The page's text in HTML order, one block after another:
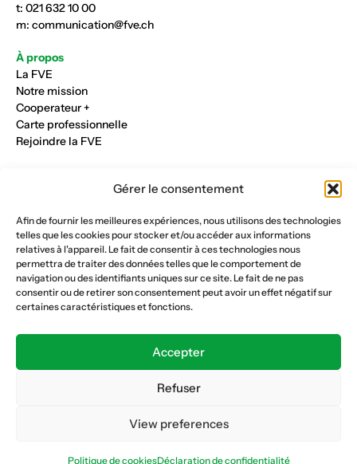
Gérer le consentement
Afin de fournir les meilleures expériences, nous utilisons des technologies
telles que les cookies pour stocker et/ou accéder aux informations
relatives à l'appareil. Le fait de consentir à ces technologies nous
permettra de traiter des données telles que le comportement de
navigation ou des identifiants uniques sur ce site. Le fait de ne pas
consentir ou de retirer son consentement peut avoir un effet négatif sur
certaines caractéristiques et fonctions.
Accepter
Refuser
View preferences
Politique de cookiesDéclaration de confidentialité
t: 021 632 10 00
m: communication@fve.ch
À propos
La FVE
Notre mission
Cooperateur +
Carte professionnelle
Rejoindre la FVE
Maçonnerie et génie civil
Parqueterie et sols
Menuiserie et bois
Plâtrerie et peinture
Nous suivre
Formation continue
Caisse AVS 66.1